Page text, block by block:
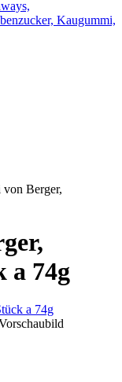
Berger,
a 74g